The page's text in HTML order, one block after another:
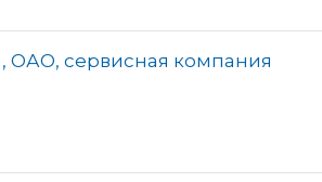
ОАО, сервисная компания